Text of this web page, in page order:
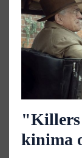
"Killers
kinima